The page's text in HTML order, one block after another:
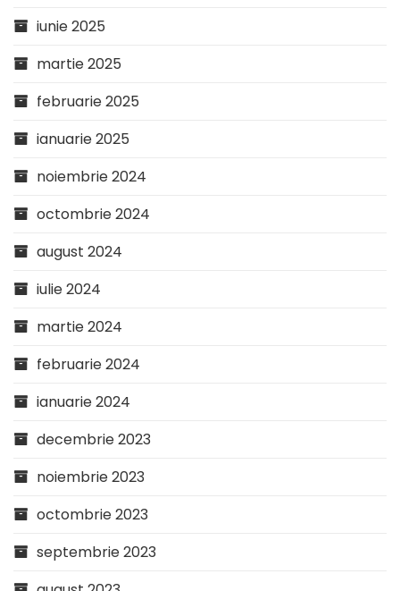
iunie 2025
martie 2025
februarie 2025
ianuarie 2025
noiembrie 2024
octombrie 2024
august 2024
iulie 2024
martie 2024
februarie 2024
ianuarie 2024
decembrie 2023
noiembrie 2023
octombrie 2023
septembrie 2023